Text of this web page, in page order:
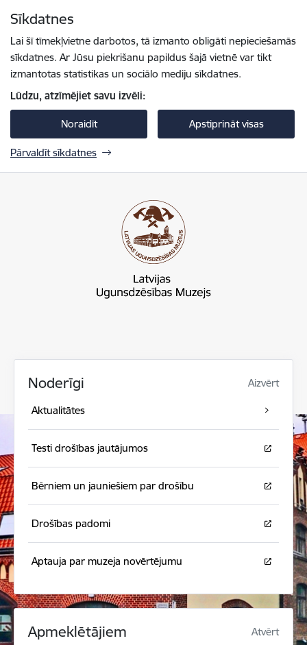
Sīkdatnes
Lai šī tīmekļvietne darbotos, tā izmanto obligāti nepieciešamās
sīkdatnes. Ar Jūsu piekrišanu papildus šajā vietnē var tikt
izmantotas statistikas un sociālo mediju sīkdatnes.
Lūdzu, atzīmējiet savu izvēli:
Noraidīt Apstiprināt visas
Pārvaldīt sīkdatnes
Noderīgi Aizvērt
Aktualitātes
Testi drošības jautājumos
Bērniem un jauniešiem par drošību
Drošības padomi
Aptauja par muzeja novērtējumu
Apmeklētājiem Atvērt